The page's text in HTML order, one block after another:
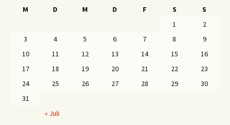
M
D M D F S
S
1
2
3
4 5 6 7 8
9
10
11 12 13 14 15
16
17
18 19 20 21 22
23
24
25 26 27 28 29
30
31
« Juli